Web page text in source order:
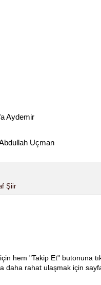
Aydemir
Uçman
Şiir
hem "Takip Et" butonuna
daha rahat ulaşmak için